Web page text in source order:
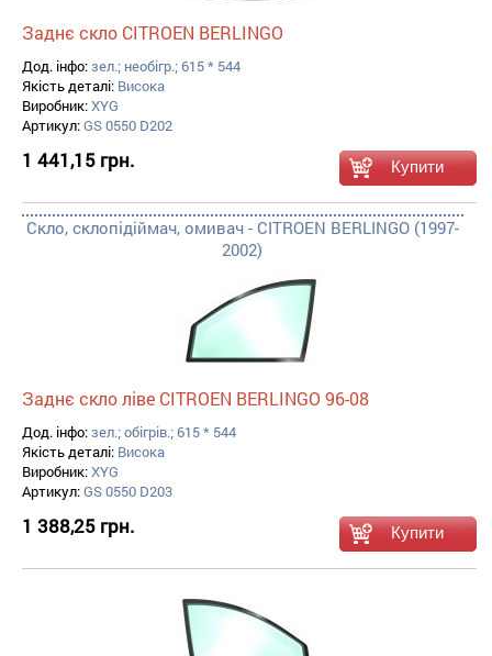
Заднє скло CITROEN BERLINGO
Дод. інфо:зел.; необігр.; 615 * 544
Якість деталі: Висока
Виробник:XYG
Артикул:GS 0550 D202
1 441,15 грн.
Скло, склопідіймач, омивач - CITROEN BERLINGO (1997-
2002)
Заднє скло ліве CITROEN BERLINGO 96-08
Дод. інфо:зел.; обігрів.; 615 * 544
Якість деталі: Висока
Виробник:XYG
Артикул:GS 0550 D203
1 388,25 грн.